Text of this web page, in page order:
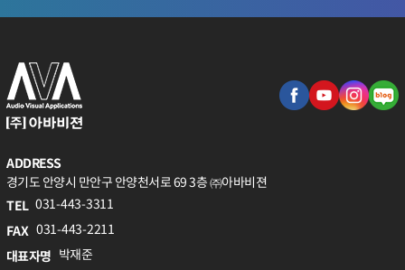
ADDRESS
경기도 안양시 만안구 안양천서로 69 3층 ㈜아바비젼
TEL 031-443-3311
FAX 031-443-2211
대표자명 박재준